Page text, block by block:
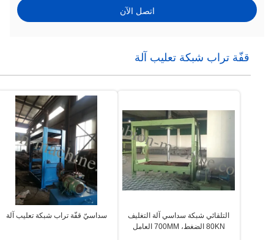
اتصل الآن
قفّة تراب شبكة تعليب آلة
التلقائي شبكة سداسي آلة التغليف
80KN الضغط، 700MM العامل
سداسيّ قفّة تراب شبكة تعليب آلة